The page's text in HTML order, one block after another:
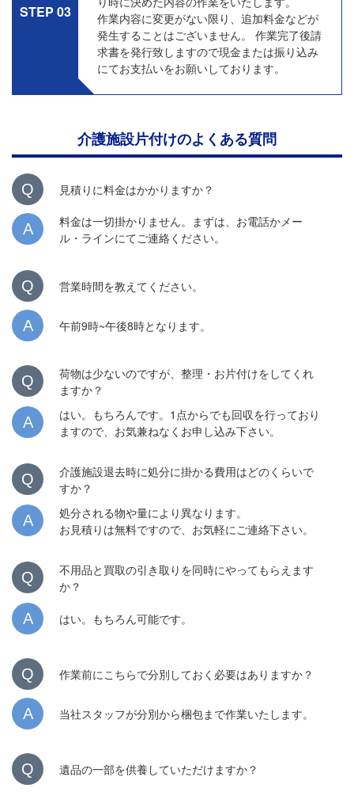
STEP 03
作業内容に変更がない限り、追加料金などが
発生することはございません。 作業完了後請
求書を発行致しますので現金または振り込み
にてお支払いをお願いしております。
介護施設片付けのよくある質問
Q 見積りに料金はかかりますか？
A
料金は一切掛かりません。まずは、お電話かメー
ル・ラインにてご連絡ください。
Q 営業時間を教えてください。
A 午前9時~午後8時となります。
Q
荷物は少ないのですが、整理・お片付けをしてくれ
ますか？
A
はい。もちろんです。1点からでも回収を行っており
ますので、お気兼ねなくお申し込み下さい。
Q
介護施設退去時に処分に掛かる費用はどのくらいで
すか？
A
処分される物や量により異なります。
お見積りは無料ですので、お気軽にご連絡下さい。
Q
不用品と買取の引き取りを同時にやってもらえます
か？
A はい。もちろん可能です。
Q 作業前にこちらで分別しておく必要はありますか？
A 当社スタッフが分別から梱包まで作業いたします。
Q 遺品の一部を供養していただけますか？